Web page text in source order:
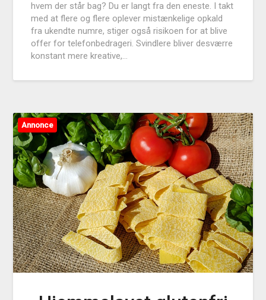
hvem der står bag? Du er langt fra den eneste. I takt
med at flere og flere oplever mistænkelige opkald
fra ukendte numre, stiger også risikoen for at blive
offer for telefonbedrageri. Svindlere bliver desværre
konstant mere kreative,…
Annonce